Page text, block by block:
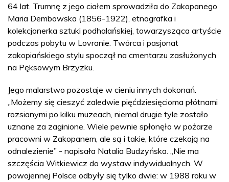
64 lat. Trumnę z jego ciałem sprowadziła do Zakopanego
Maria Dembowska (1856-1922), etnografka i
kolekcjonerka sztuki podhalańskiej, towarzysząca artyście
podczas pobytu w Lovranie. Twórca i pasjonat
zakopiańskiego stylu spoczął na cmentarzu zasłużonych
na Pęksowym Brzyzku.
Jego malarstwo pozostaje w cieniu innych dokonań.
„Możemy się cieszyć zaledwie pięćdziesięcioma płótnami
rozsianymi po kilku muzeach, niemal drugie tyle zostało
uznane za zaginione. Wiele pewnie spłonęło w pożarze
pracowni w Zakopanem, ale są i takie, które czekają na
odnalezienie” - napisała Natalia Budzyńska. „Nie ma
szczęścia Witkiewicz do wystaw indywidualnych. W
powojennej Polsce odbyły się tylko dwie: w 1988 roku w